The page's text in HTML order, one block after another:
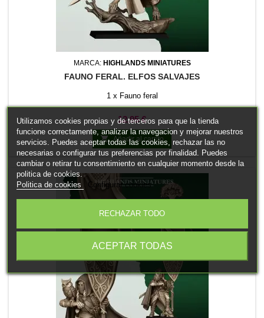
MARCA: HIGHLANDS MINIATURES
FAUNO FERAL. ELFOS SALVAJES
1 x Fauno feral
Precio
12,95 €
 Añadir al carrito
Utilizamos cookies propias y de terceros para que la tienda
funcione correctamente, analizar la navegacion y mejorar nuestros
servicios. Puedes aceptar todas las cookies, rechazar las no
necesarias o configurar tus preferencias por finalidad. Puedes
cambiar o retirar tu consentimiento en cualquier momento desde la
politica de cookies.
Politica de cookies
Configurar cookies
RECHAZAR TODO
ACEPTAR TODAS